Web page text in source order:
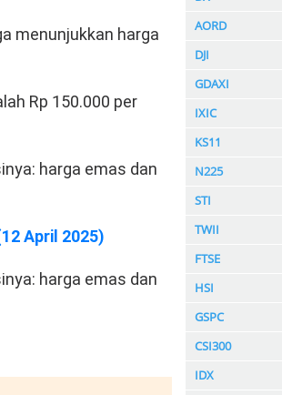
menunjukkan harga
Rp 150.000 per
harga emas dan
April 2025)
harga emas dan
AORD
DJI
GDAXI
IXIC
KS11
N225
STI
TWII
FTSE
HSI
GSPC
CSI300
IDX